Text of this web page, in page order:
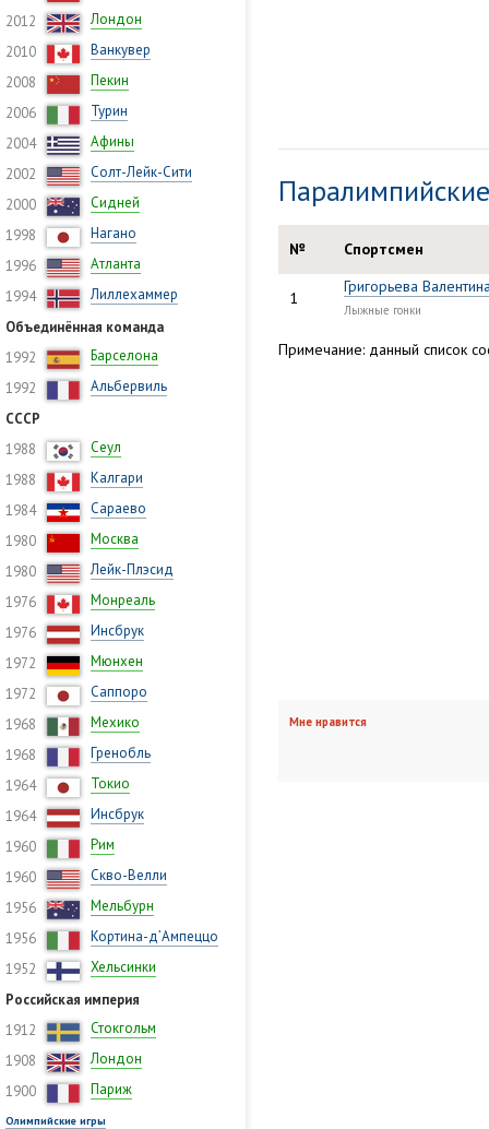
2012
Лондон
2010
Ванкувер
2008
Пекин
2006
Турин
2004
Афины
2002
Солт-Лейк-Сити
2000
Сидней
1998
Нагано
1996
Атланта
1994
Лиллехаммер
Объединённая команда
1992
Барселона
1992
Альбервиль
СССР
1988
Сеул
1988
Калгари
1984
Сараево
1980
Москва
1980
Лейк-Плэсид
1976
Монреаль
1976
Инсбрук
1972
Мюнхен
1972
Саппоро
1968
Мехико
1968
Гренобль
1964
Токио
1964
Инсбрук
1960
Рим
1960
Скво-Велли
1956
Мельбурн
1956
Кортина-д’Ампеццо
1952
Хельсинки
Российская империя
1912
Стокгольм
1908
Лондон
1900
Париж
Олимпийские игры
№ Спортсмен
1
Григорьева
Лыжные гонки
Примечание: данный список
Мне нравится